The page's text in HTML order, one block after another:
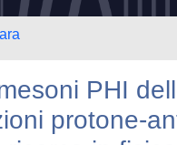
PHI
protone-